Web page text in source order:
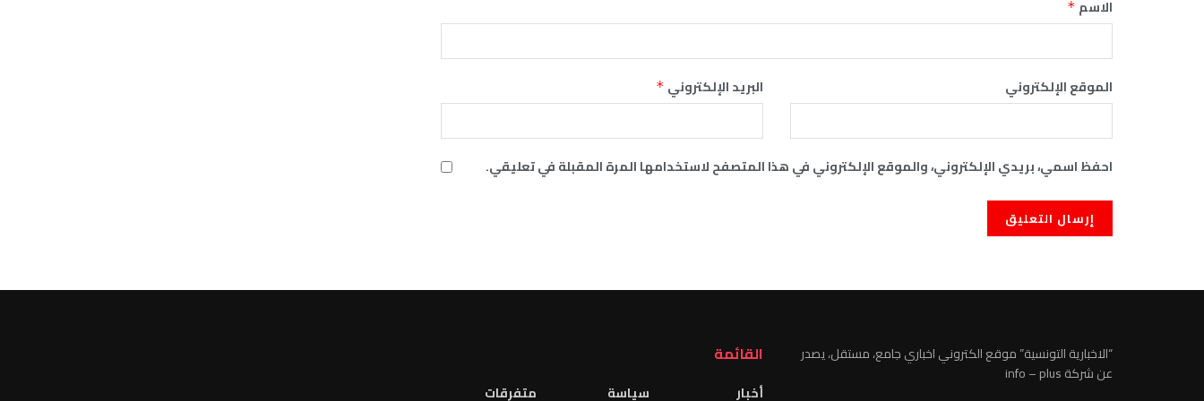
الاسم *
البريد الإلكتروني * الموقع الإلكتروني
احفظ اسمي، بريدي الإلكتروني، والموقع الإلكتروني في هذا المتصفح لاستخدامها المرة المقبلة في تعليقي.
“الاخبارية التونسية” موقع الكتروني اخباري جامع، مستقل، يصدر
عن شركة info – plus
القائمة
أخبار سياسة متفرقات